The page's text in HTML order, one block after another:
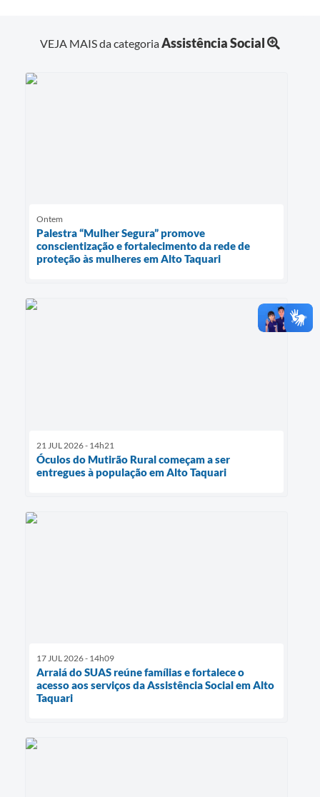
VEJA MAIS da categoriaAssistência Social
Ontem
Palestra “Mulher Segura” promove
conscientização e fortalecimento da rede de
proteção às mulheres em Alto Taquari
21 JUL 2026 - 14h21
Óculos do Mutirão Rural começam a ser
entregues à população em Alto Taquari
17 JUL 2026 - 14h09
Arraiá do SUAS reúne famílias e fortalece o
acesso aos serviços da Assistência Social em Alto
Taquari